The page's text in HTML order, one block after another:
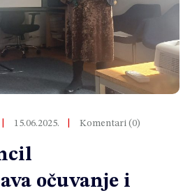
15.06.2025. Komentari (0)
očuvanje i